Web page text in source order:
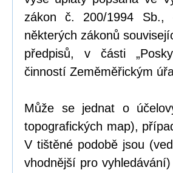
zákon č. 200/1994
některých zákonů
předpisů, v části
činností Zeměměřickým
Může se jednat o
topografických map),
V tištěné podobě jsou
vhodnější pro